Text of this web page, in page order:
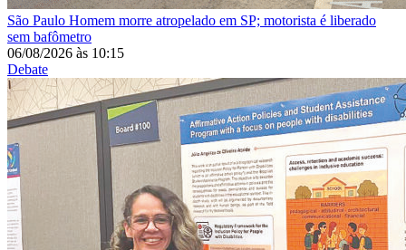
São Paulo Homem morre atropelado em SP; motorista é liberado
sem bafômetro
06/08/2026 às 10:15
Debate